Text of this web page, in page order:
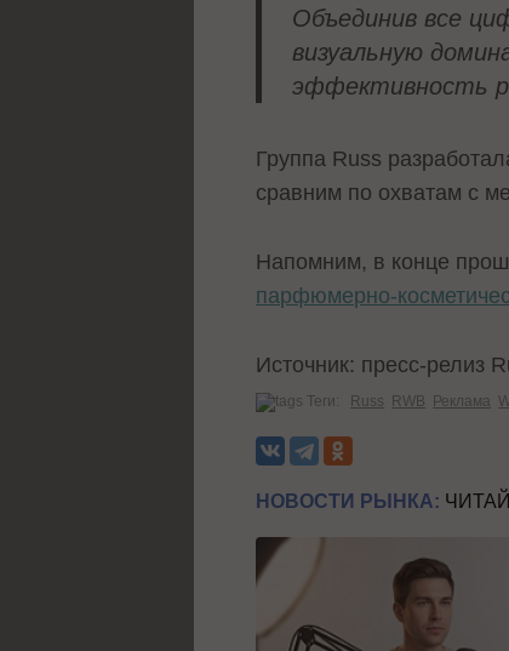
Объединив все
визуальную
эффективность
Группа Russ
сравним по охватам с
Напомним, в конце
парфюмерно-
Источник: пресс-релиз
Теги: Russ RWB Реклама
НОВОСТИ РЫНКА: